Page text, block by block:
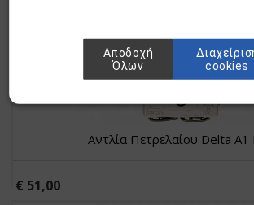
Αντλία Πετρελαίου Delta A1
€ 51,00
Αποδοχή
Όλων
cookies